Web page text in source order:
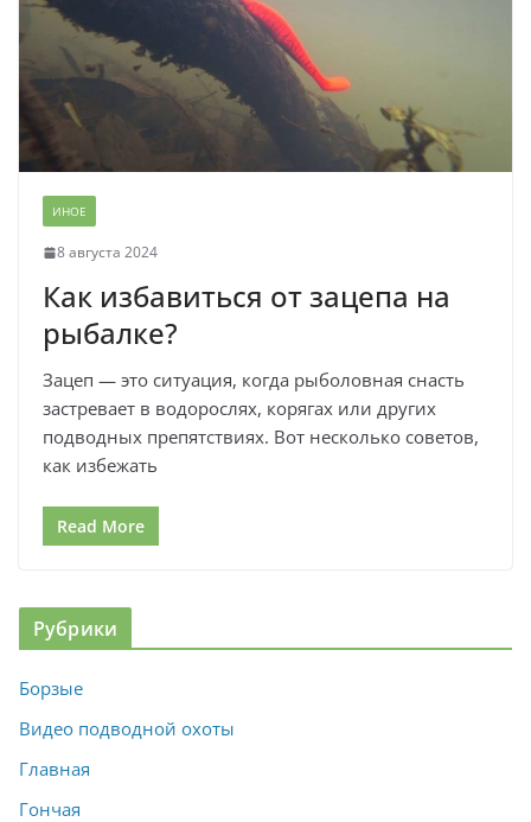
ИНОЕ
8 августа 2024
Как избавиться от зацепа на
рыбалке?
Зацеп — это ситуация, когда рыболовная снасть
застревает в водорослях, корягах или других
подводных препятствиях. Вот несколько советов,
как избежать
Read More
Рубрики
Борзые
Видео подводной охоты
Главная
Гончая